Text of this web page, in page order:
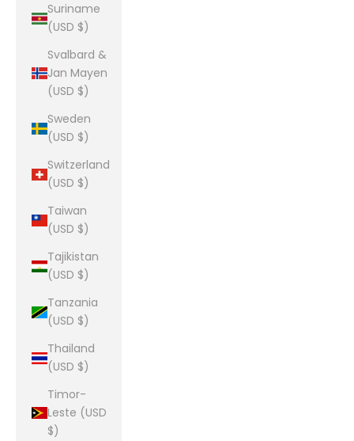
Suriname
(USD $)
Svalbard &
Jan Mayen
(USD $)
Sweden
(USD $)
Switzerland
(USD $)
Taiwan
(USD $)
Tajikistan
(USD $)
Tanzania
(USD $)
Thailand
(USD $)
Timor-
Leste (USD
$)